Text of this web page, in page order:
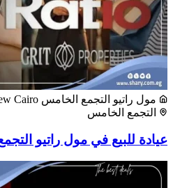
مول راتيو التجمع الخامس Mall Ratio New Cairo مقدم 10%
التجمع الخامس
عيادة للبيع في مول راتيو التجمع